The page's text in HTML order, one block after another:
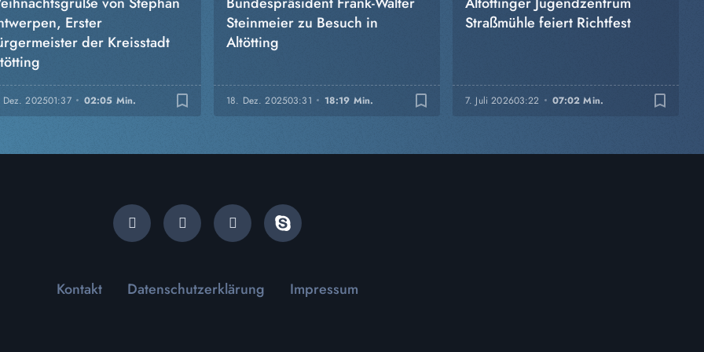
Erster
der Kreisstadt
Dez. 202501:37 02:05 Min. bookmark_border
Steinmeier zu Besuch in
Altötting
18. Dez. 202503:31 18:19 Min. bookmark_border
Straßmühle feiert Richtfest
7. Juli 202603:22 07:02 Min. bookmark_border
Kontakt Datenschutzerklärung Impressum